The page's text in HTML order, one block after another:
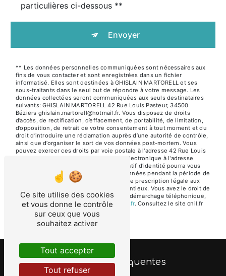
particulières ci-dessous **
Envoyer
** Les données personnelles communiquées sont nécessaires aux
fins de vous contacter et sont enregistrées dans un fichier
informatisé. Elles sont destinées à GHISLAIN MARTORELL et ses
sous-traitants dans le seul but de répondre à votre message. Les
données collectées seront communiquées aux seuls destinataires
suivants: GHISLAIN MARTORELL 42 Rue Louis Pasteur, 34500
Béziers ghislain.martorell@hotmail.fr. Vous disposez de droits
d’accès, de rectification, d’effacement, de portabilité, de limitation,
d’opposition, de retrait de votre consentement à tout moment et du
droit d’introduire une réclamation auprès d’une autorité de contrôle,
ainsi que d’organiser le sort de vos données post-mortem. Vous
pouvez exercer ces droits par voie postale à l'adresse 42 Rue Louis
Pasteur, 34500 Béziers ou par courrier électronique à l'adresse
ghislain.martorell@hotmail.fr. Un justificatif d'identité pourra vous
être demandé. Nous conservons vos données pendant la période de
prise de contact puis pendant la durée de prescription légale aux
fins probatoires et de gestion des contentieux. Vous avez le droit de
vous inscrire sur la liste d'opposition au démarchage téléphonique,
disponible à cette adresse: Bloctel.gouv.fr. Consultez le site cnil.fr
pour plus d’informations sur vos droits.
Recherches fréquentes
Ce site utilise des cookies
et vous donne le contrôle
sur ceux que vous
souhaitez activer
Tout accepter
Tout refuser